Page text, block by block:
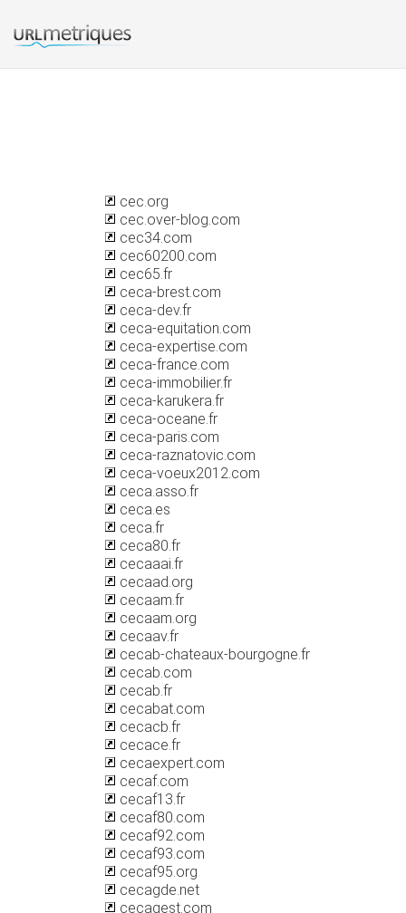
cec.org
cec.over-blog.com
cec34.com
cec60200.com
cec65.fr
ceca-brest.com
ceca-dev.fr
ceca-equitation.com
ceca-expertise.com
ceca-france.com
ceca-immobilier.fr
ceca-karukera.fr
ceca-oceane.fr
ceca-paris.com
ceca-raznatovic.com
ceca-voeux2012.com
ceca.asso.fr
ceca.es
ceca.fr
ceca80.fr
cecaaai.fr
cecaad.org
cecaam.fr
cecaam.org
cecaav.fr
cecab-chateaux-bourgogne.fr
cecab.com
cecab.fr
cecabat.com
cecacb.fr
cecace.fr
cecaexpert.com
cecaf.com
cecaf13.fr
cecaf80.com
cecaf92.com
cecaf93.com
cecaf95.org
cecagde.net
cecagest.com